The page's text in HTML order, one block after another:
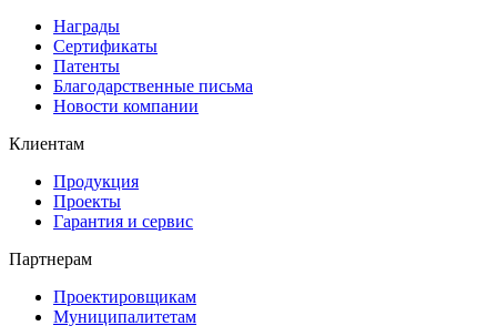
Награды
Сертификаты
Патенты
Благодарственные письма
Новости компании
Клиентам
Продукция
Проекты
Гарантия и сервис
Партнерам
Проектировщикам
Муниципалитетам